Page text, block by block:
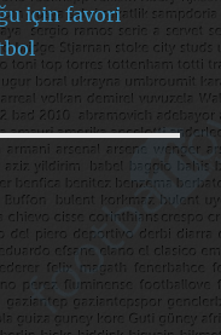
için favori